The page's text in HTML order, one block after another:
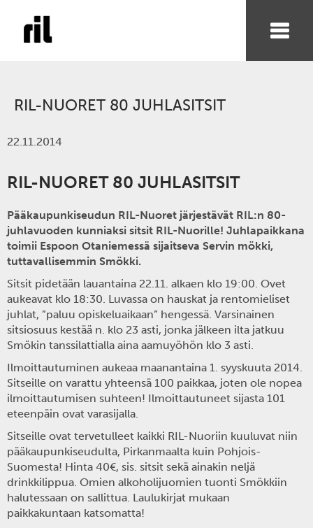
RIL-NUORET 80 JUHLASITSIT
22.11.2014
RIL-NUORET 80 JUHLASITSIT
Pääkaupunkiseudun RIL-Nuoret järjestävät RIL:n 80-
juhlavuoden kunniaksi sitsit RIL-Nuorille! Juhlapaikkana
toimii Espoon Otaniemessä sijaitseva Servin mökki,
tuttavallisemmin Smökki.
Sitsit pidetään lauantaina 22.11. alkaen klo 19:00. Ovet
aukeavat klo 18:30. Luvassa on hauskat ja rentomieliset
juhlat, ”paluu opiskeluaikaan” hengessä. Varsinainen
sitsiosuus kestää n. klo 23 asti, jonka jälkeen ilta jatkuu
Smökin tanssilattialla aina aamuyöhön klo 3 asti.
Ilmoittautuminen aukeaa maanantaina 1. syyskuuta 2014.
Sitseille on varattu yhteensä 100 paikkaa, joten ole nopea
ilmoittautumisen suhteen! Ilmoittautuneet sijasta 101
eteenpäin ovat varasijalla.
Sitseille ovat tervetulleet kaikki RIL-Nuoriin kuuluvat niin
pääkaupunkiseudulta, Pirkanmaalta kuin Pohjois-
Suomesta! Hinta 40€, sis. sitsit sekä ainakin neljä
drinkkilippua. Omien alkoholijuomien tuonti Smökkiin
halutessaan on sallittua. Laulukirjat mukaan
paikkakuntaan katsomatta!